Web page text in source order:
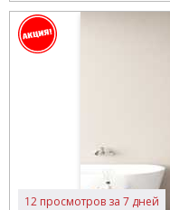
12 просмотров за 7 дней